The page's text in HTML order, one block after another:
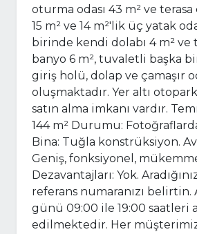
oturma odası 43 m² ve ​​terasa
15 m² ve ​​14 m²'lik üç yatak
birinde kendi dolabı 4 m² ve
banyo 6 m², tuvaletli başka
giriş holü, dolap ve çamaşır
oluşmaktadır. Yer altı
satın alma imkanı vardır.
144 m² Durumu:
Bina: Tuğla konstrüksiyon.
Geniş, fonksiyonel,
Dezavantajları: Yok.
referans numaranızı belirtin.
günü 09:00 ile 19:00 saatleri
edilmektedir. Her